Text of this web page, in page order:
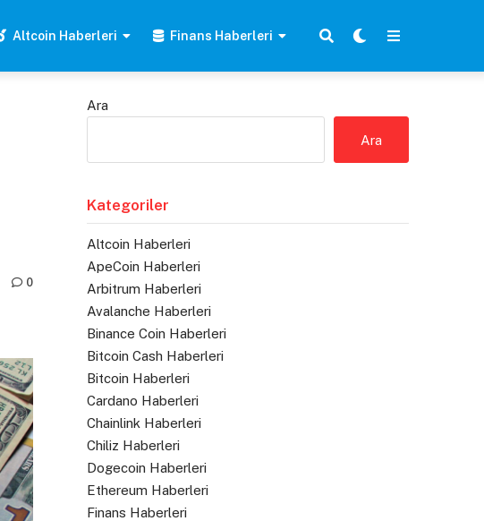
Altcoin Haberleri Finans Haberleri
0
Ara
Ara
Kategoriler
Altcoin Haberleri
ApeCoin Haberleri
Arbitrum Haberleri
Avalanche Haberleri
Binance Coin Haberleri
Bitcoin Cash Haberleri
Bitcoin Haberleri
Cardano Haberleri
Chainlink Haberleri
Chiliz Haberleri
Dogecoin Haberleri
Ethereum Haberleri
Finans Haberleri